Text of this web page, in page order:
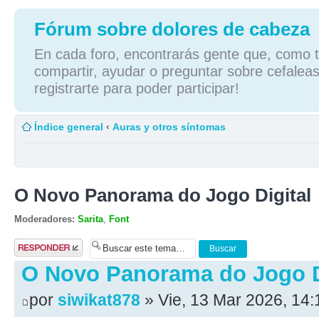
Fórum sobre dolores de cabeza
En cada foro, encontrarás gente que, como
compartir, ayudar o preguntar sobre
registrarte para poder participar!
Índice general ‹ Auras y otros síntomas
O Novo Panorama do Jogo Digital
Moderadores: Sarita Font
Publicar una
respuesta
O Novo Panorama do Jogo
por siwikat878 » Vie, 13 Mar 2026,